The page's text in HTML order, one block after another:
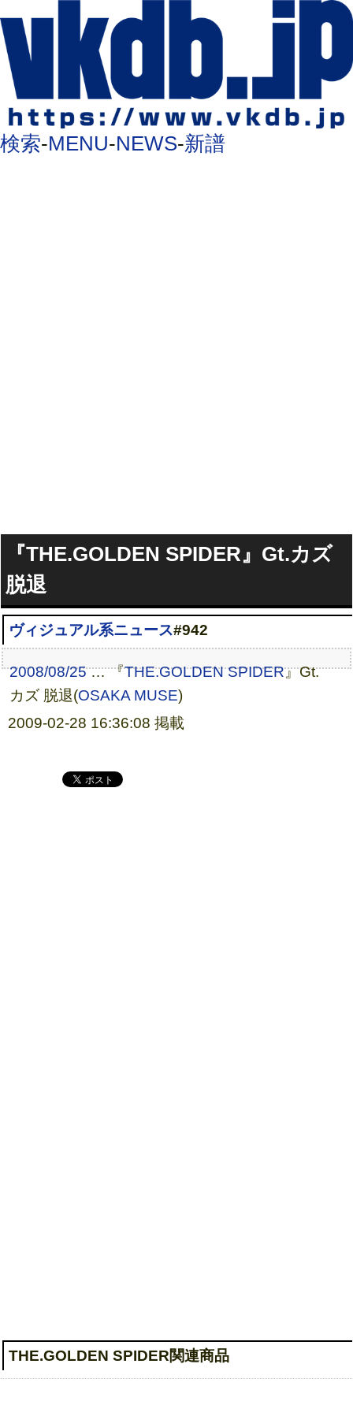
検索-MENU-NEWS-新譜
『THE.GOLDEN SPIDER』Gt.カズ
脱退
ヴィジュアル系ニュース#942
2008/08/25… 『THE.GOLDEN SPIDER』Gt.
カズ 脱退(OSAKA MUSE)
2009-02-28 16:36:08 掲載
THE.GOLDEN SPIDER関連商品